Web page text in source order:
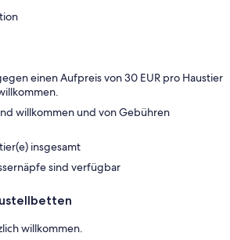
einen Aufpreis von 30 EUR pro Haustier
willkommen und von Gebühren
insgesamt
sind verfügbar
willkommen.